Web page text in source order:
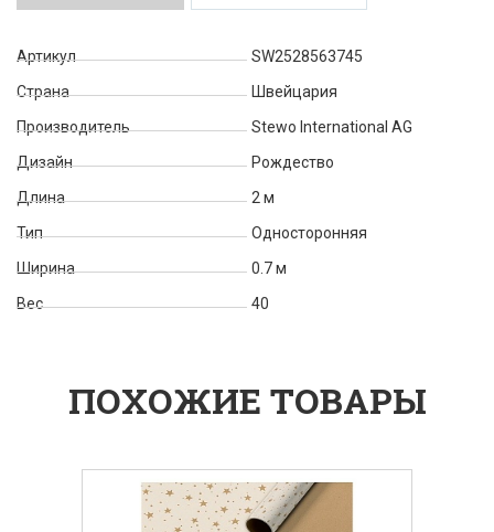
Артикул
SW2528563745
Страна
Швейцария
Производитель
Stewo International AG
Дизайн
Рождество
Длина
2 м
Тип
Односторонняя
Ширина
0.7 м
Вес
40
ПОХОЖИЕ ТОВАРЫ